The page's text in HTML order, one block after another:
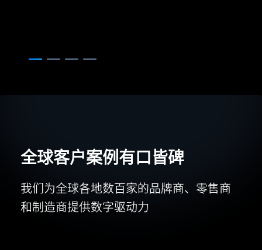
全球客户案例有口皆碑
我们为全球各地数百家的品牌商、零售商
和制造商提供数字驱动力
活
的
品
研
化